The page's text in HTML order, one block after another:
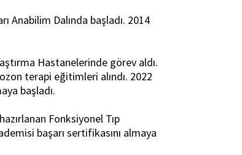
Anabilim Dalında başladı. 2014
Hastanelerinde görev aldı.
terapi eğitimleri alındı. 2022
başladı.
Fonksiyonel Tıp
başarı sertifikasını almaya